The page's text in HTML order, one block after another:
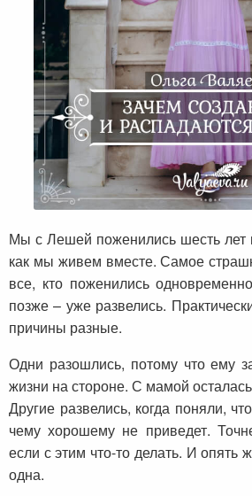
Мы с Лешей поженились шесть лет
как мы живем вместе. Самое
все, кто поженились
позже – уже развелись.
причины разные.
Одни разошлись, потому что ему
жизни на стороне. С мамой
Другие развелись, когда поняли,
чему хорошему не приведет.
если с этим что-то делать. И опять
одна.